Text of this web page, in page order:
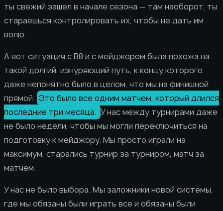
ты свежий зашел в начале сезона — там наоборот, ты
стараешься контролировать их, чтобы не дать им
волю.
А вот ситуация с B8 и с мейджором была похожа на
такой долгий, изнуряющий путь, к концу которого
даже непонятно было в целом, что мы на финишной
прямой. Это было все одним матчем, который длился
последние три месяца. У нас между турнирами даже
не было недели, чтобы мы могли переключиться на
подготовку к мейджору. Мы просто играли на
максимум, старались турнир за турниром, матч за
матчем.
У нас не было выбора. Мы заложники новой системы,
где мы обязаны были играть все и обязаны были